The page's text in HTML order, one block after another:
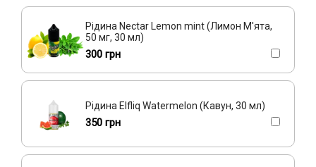
Рідина Nectar Lemon mint (Лимон М'ята,
50 мг, 30 мл)
300 грн
Рідина Elfliq Watermelon (Кавун, 30 мл)
350 грн